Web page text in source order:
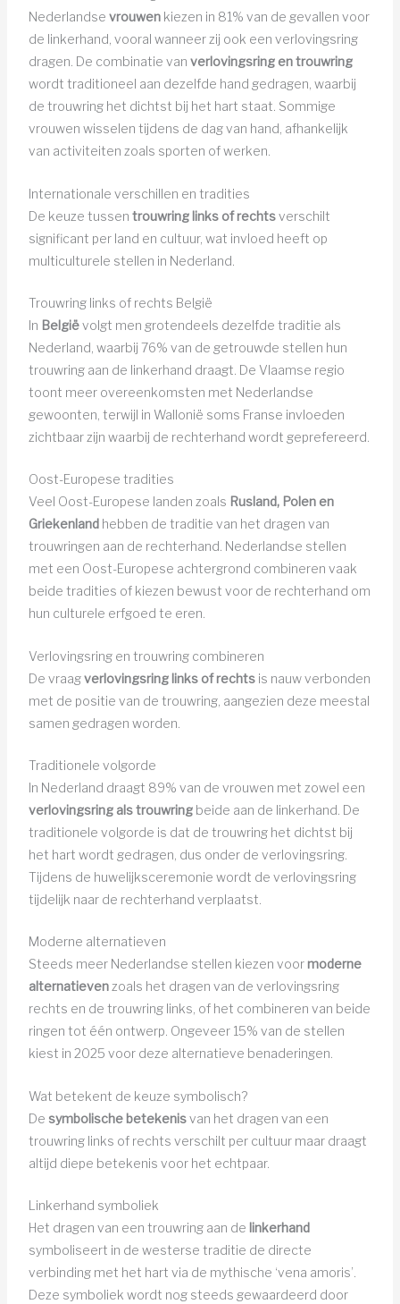
Nederlandse vrouwenkiezen in 81% van de gevallen voor
de linkerhand, vooral wanneer zij ook een verlovingsring
dragen. De combinatie van verlovingsring en trouwring
wordt traditioneel aan dezelfde hand gedragen, waarbij
de trouwring het dichtst bij het hart staat. Sommige
vrouwen wisselen tijdens de dag van hand, afhankelijk
van activiteiten zoals sporten of werken.
Internationale verschillen en tradities
De keuze tussen trouwring links of rechtsverschilt
significant per land en cultuur, wat invloed heeft op
multiculturele stellen in Nederland.
Trouwring links of rechts België
In Belgiëvolgt men grotendeels dezelfde traditie als
Nederland, waarbij 76% van de getrouwde stellen hun
trouwring aan de linkerhand draagt. De Vlaamse regio
toont meer overeenkomsten met Nederlandse
gewoonten, terwijl in Wallonië soms Franse invloeden
zichtbaar zijn waarbij de rechterhand wordt geprefereerd.
Oost-Europese tradities
Veel Oost-Europese landen zoals Rusland, Polen en
Griekenlandhebben de traditie van het dragen van
trouwringen aan de rechterhand. Nederlandse stellen
met een Oost-Europese achtergrond combineren vaak
beide tradities of kiezen bewust voor de rechterhand om
hun culturele erfgoed te eren.
Verlovingsring en trouwring combineren
De vraagverlovingsring links of rechtsis nauw verbonden
met de positie van de trouwring, aangezien deze meestal
samen gedragen worden.
Traditionele volgorde
In Nederland draagt 89% van de vrouwen met zowel een
verlovingsring als trouwringbeide aan de linkerhand. De
traditionele volgorde is dat de trouwring het dichtst bij
het hart wordt gedragen, dus onder de verlovingsring.
Tijdens de huwelijksceremonie wordt de verlovingsring
tijdelijk naar de rechterhand verplaatst.
Moderne alternatieven
Steeds meer Nederlandse stellen kiezen voormoderne
alternatievenzoals het dragen van de verlovingsring
rechts en de trouwring links, of het combineren van beide
ringen tot één ontwerp. Ongeveer 15% van de stellen
kiest in 2025 voor deze alternatieve benaderingen.
Wat betekent de keuze symbolisch?
De symbolische betekenisvan het dragen van een
trouwring links of rechts verschilt per cultuur maar draagt
altijd diepe betekenis voor het echtpaar.
Linkerhand symboliek
Het dragen van een trouwring aan de linkerhand
symboliseert in de westerse traditie de directe
verbinding met het hart via de mythische ‘vena amoris’.
Deze symboliek wordt nog steeds gewaardeerd door